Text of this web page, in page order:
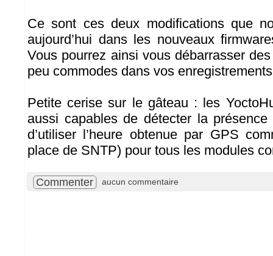
Ce sont ces deux modifications que
aujourd’hui dans les nouveaux
Vous pourrez ainsi vous débarrasser
peu commodes dans vos
Petite cerise sur le gâteau : les
aussi capables de détecter la présence
d’utiliser l’heure obtenue par GPS
place de SNTP) pour tous les modules
Commenter aucun commentaire